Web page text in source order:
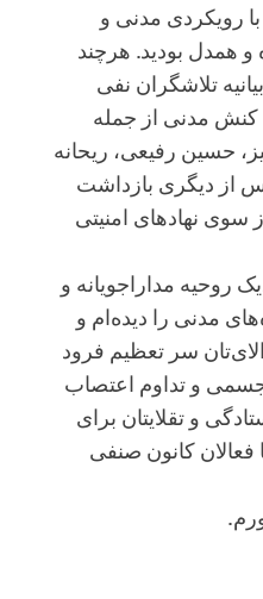
با رویکردی مدنی و
و همدل بودید. هرچند
تلاشگران نفی
کنش مدنی از جمله
حسین رفیعی، ریحانه
از دیگری بازداشت
نهادهای امنیتی
روحیه مداراجویانه و
مدنی را دیده‌ام و
سر تعظیم فرود
و تداوم اعتصاب
و تقلایتان برای
فعالان کانون صنفی